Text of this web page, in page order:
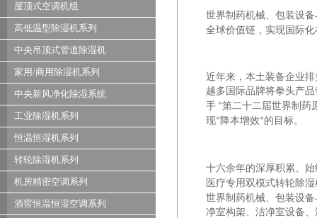
屋顶式空调机组
高低温型除湿机系列
中央吊顶式管道除湿机
家用/商用除湿机系列
中央新风净化除湿系统
工业除湿机系列
恒温恒湿机系列
转轮除湿机系列
机房精密空调系列
酒窖恒温恒湿空调系列
世界制药机械、包装设
全球价值链，实现国际
近年来，本土装备企业
越多国际品牌将拳头产
手 “第二十二届世界制药
现“ 降本增效”的目标。
十六余年的深厚积累、
医疗专用双模式转轮除湿
世界制药机械、包装设
净室构架、洁净室设备